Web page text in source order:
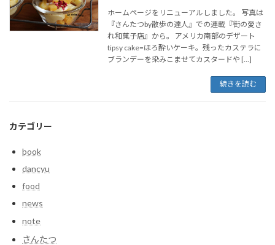
ホームページをリニューアルしました。 写真は
『さんたつby散歩の達人』での連載『街の愛さ
れ和菓子店』から。 アメリカ南部のデザート
tipsy cake=ほろ酔いケーキ。残ったカステラに
ブランデーを染みこませてカスタードや […]
続きを読む
カテゴリー
book
dancyu
food
news
note
さんたつ